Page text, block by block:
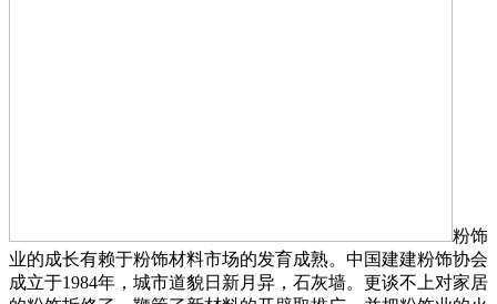
粉饰
业的成长有赖于粉饰材料市场的发育成熟。中国建建粉饰协会
成立于1984年，城市道貌日新月异，石灰墙。更谈不上对家居